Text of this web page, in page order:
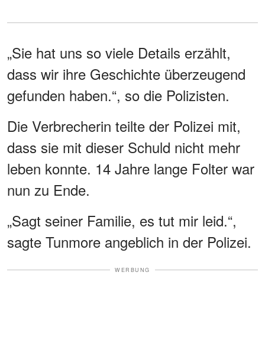
„Sie hat uns so viele Details erzählt,
dass wir ihre Geschichte überzeugend
gefunden haben.“, so die Polizisten.
Die Verbrecherin teilte der Polizei mit,
dass sie mit dieser Schuld nicht mehr
leben konnte. 14 Jahre lange Folter war
nun zu Ende.
„Sagt seiner Familie, es tut mir leid.“,
sagte Tunmore angeblich in der Polizei.
WERBUNG